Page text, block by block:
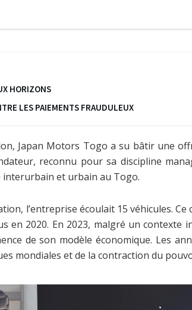
HORIZONS
LES PAIEMENTS FRAUDULEUX
Japan Motors Togo a su bâtir une
reconnu pour sa discipline
interurbain et urbain au Togo.
l’entreprise écoulait 15 véhicules. Ce
en 2020. En 2023, malgré un contexte
de son modèle économique. Les
mondiales et de la contraction du